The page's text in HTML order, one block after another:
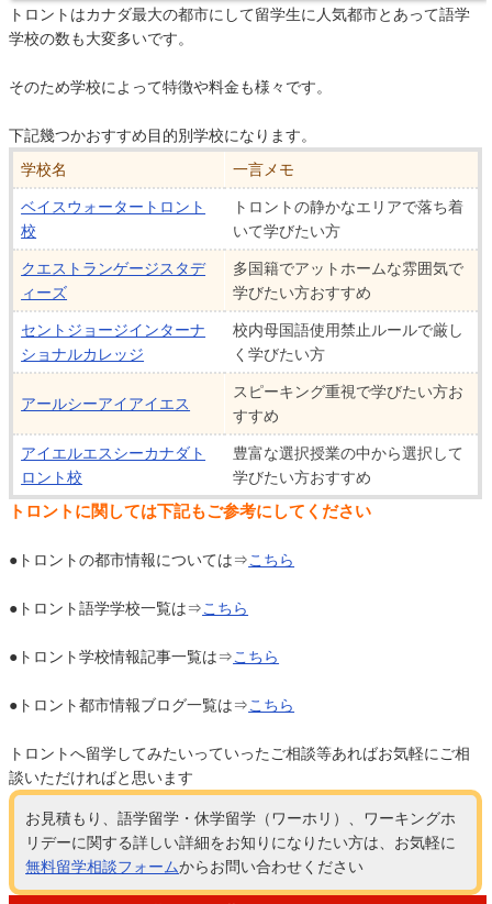
トロントはカナダ最大の都市にして留学生に人気都市とあって語学
学校の数も大変多いです。
そのため学校によって特徴や料金も様々です。
下記幾つかおすすめ目的別学校になります。
学校名
一言メモ
ベイスウォータートロント
校
トロントの静かなエリアで落ち着
いて学びたい方
クエストランゲージスタデ
ィーズ
多国籍でアットホームな雰囲気で
学びたい方おすすめ
セントジョージインターナ
ショナルカレッジ
校内母国語使用禁止ルールで厳し
く学びたい方
アールシーアイアイエス
スピーキング重視で学びたい方お
すすめ
アイエルエスシーカナダト
ロント校
豊富な選択授業の中から選択して
学びたい方おすすめ
トロントに関しては下記もご参考にしてください
●トロントの都市情報については⇒こちら
●トロント語学学校一覧は⇒こちら
●トロント学校情報記事一覧は⇒こちら
●トロント都市情報ブログ一覧は⇒こちら
トロントへ留学してみたいっていったご相談等あればお気軽にご相
談いただければと思います
お見積もり、語学留学・休学留学（ワーホリ）、ワーキングホ
リデーに関する詳しい詳細をお知りになりたい方は、お気軽に
無料留学相談フォームからお問い合わせください